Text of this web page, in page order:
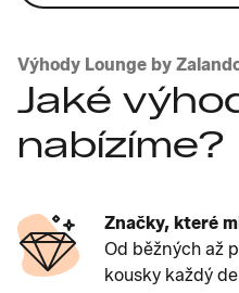
Výhody Lounge by
Jaké
nabízíme?
Značky, které
Od běžných až
kousky každý